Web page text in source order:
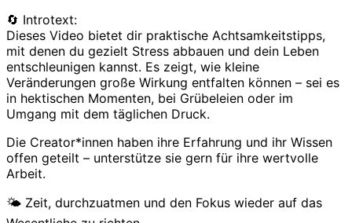
🔄 Introtext:
Dieses Video bietet dir praktische Achtsamkeitstipps,
mit denen du gezielt Stress abbauen und dein Leben
entschleunigen kannst. Es zeigt, wie kleine
Veränderungen große Wirkung entfalten können – sei es
in hektischen Momenten, bei Grübeleien oder im
Umgang mit dem täglichen Druck.
Die Creator*innen haben ihre Erfahrung und ihr Wissen
offen geteilt – unterstütze sie gern für ihre wertvolle
Arbeit.
🌤️ Zeit, durchzuatmen und den Fokus wieder auf das